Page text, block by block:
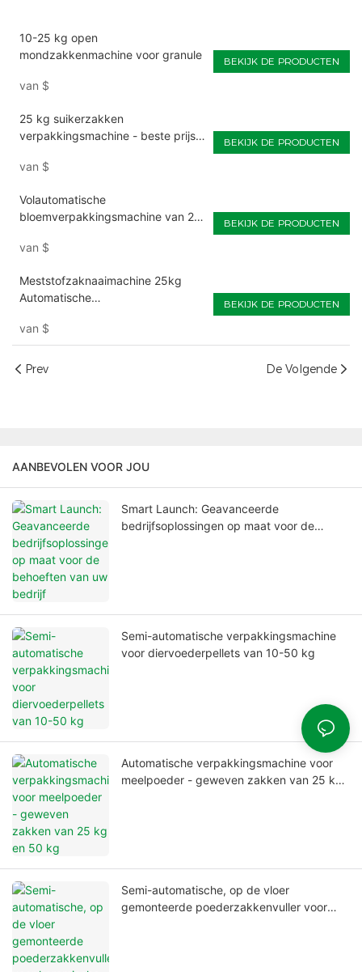
10-25 kg open
mondzakkenmachine voor granule
van $
BEKIJK DE PRODUCTEN
25 kg suikerzakken
verpakkingsmachine - beste prijs
van $
BEKIJK DE PRODUCTEN
Volautomatische
bloemverpakkingsmachine van 25
van $
BEKIJK DE PRODUCTEN
Meststofzaknaaimachine 25kg
Automatische
van $
BEKIJK DE PRODUCTEN
Prev De Volgende
AANBEVOLEN VOOR JOU
Smart Launch: Geavanceerde
bedrijfsoplossingen op maat voor de
Semi-automatische verpakkingsmachine
voor diervoederpellets van 10-50 kg
Automatische verpakkingsmachine voor
meelpoeder - geweven zakken van 25 kg
Semi-automatische, op de vloer
gemonteerde poederzakkenvuller voor